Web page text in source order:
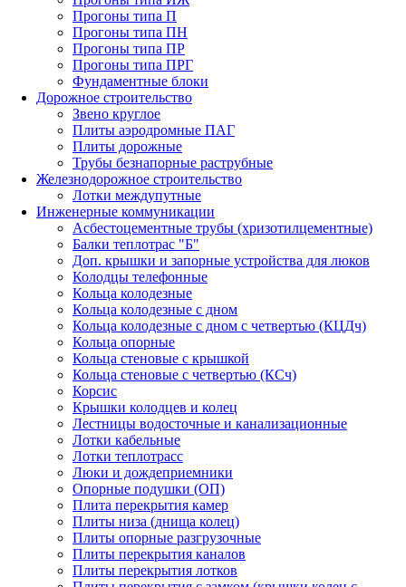
Прогоны типа П
Прогоны типа ПН
Прогоны типа ПР
Прогоны типа ПРГ
Фундаментные блоки
Дорожное строительство
Звено круглое
Плиты аэродромные ПАГ
Плиты дорожные
Трубы безнапорные раструбные
Железнодорожное строительство
Лотки междупутные
Инженерные коммуникации
Асбестоцементные трубы (хризотилцементные)
Балки теплотрас "Б"
Доп. крышки и запорные устройства для люков
Колодцы телефонные
Кольца колодезные
Кольца колодезные с дном
Кольца колодезные с дном с четвертью (КЦДч)
Кольца опорные
Кольца стеновые с крышкой
Кольца стеновые с четвертью (КСч)
Корсис
Крышки колодцев и колец
Лестницы водосточные и канализационные
Лотки кабельные
Лотки теплотрасс
Люки и дождеприемники
Опорные подушки (ОП)
Плита перекрытия камер
Плиты низа (днища колец)
Плиты опорные разгрузочные
Плиты перекрытия каналов
Плиты перекрытия лотков